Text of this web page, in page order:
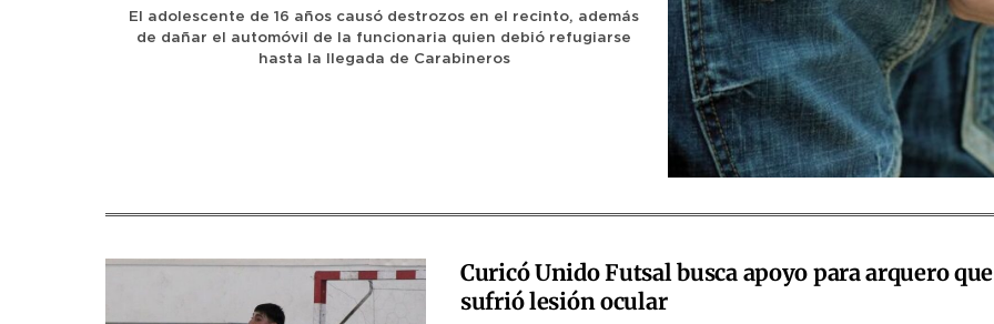
El adolescente de 16 años causó destrozos en el recinto, además
de dañar el automóvil de la funcionaria quien debió refugiarse
hasta la llegada de Carabineros
Curicó Unido Futsal busca apoyo para arquero que
sufrió lesión ocular